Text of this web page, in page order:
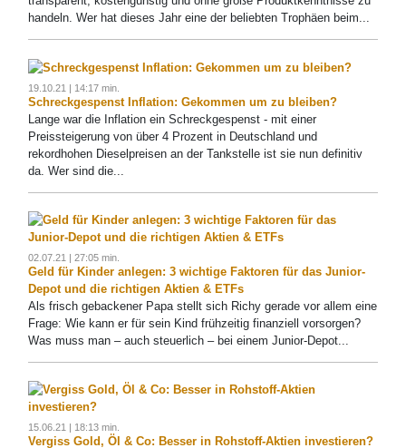
handeln. Wer hat dieses Jahr eine der beliebten Trophäen beim...
19.10.21 | 14:17 min.
Schreckgespenst Inflation: Gekommen um zu bleiben?
Lange war die Inflation ein Schreckgespenst - mit einer
Preissteigerung von über 4 Prozent in Deutschland und
rekordhohen Dieselpreisen an der Tankstelle ist sie nun definitiv
da. Wer sind die...
02.07.21 | 27:05 min.
Geld für Kinder anlegen: 3 wichtige Faktoren für das Junior-
Depot und die richtigen Aktien & ETFs
Als frisch gebackener Papa stellt sich Richy gerade vor allem eine
Frage: Wie kann er für sein Kind frühzeitig finanziell vorsorgen?
Was muss man – auch steuerlich – bei einem Junior-Depot...
15.06.21 | 18:13 min.
Vergiss Gold, Öl & Co: Besser in Rohstoff-Aktien investieren?